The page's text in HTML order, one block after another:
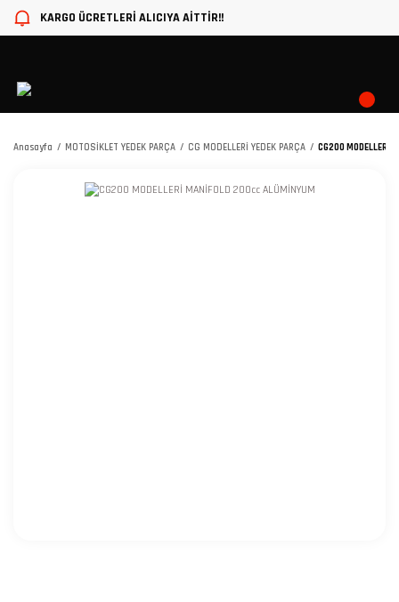
KARGO ÜCRETLERİ ALICIYA AİTTİR!!
Anasayfa MOTOSİKLET YEDEK PARÇA CG MODELLERİ YEDEK PARÇA CG200 MODELLERİ